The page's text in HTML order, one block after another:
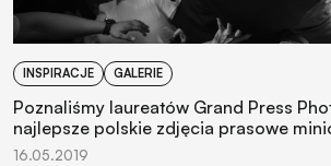
INSPIRACJE GALERIE
Poznaliśmy laureatów Grand Press
najlepsze polskie zdjęcia prasowe
16.05.2019